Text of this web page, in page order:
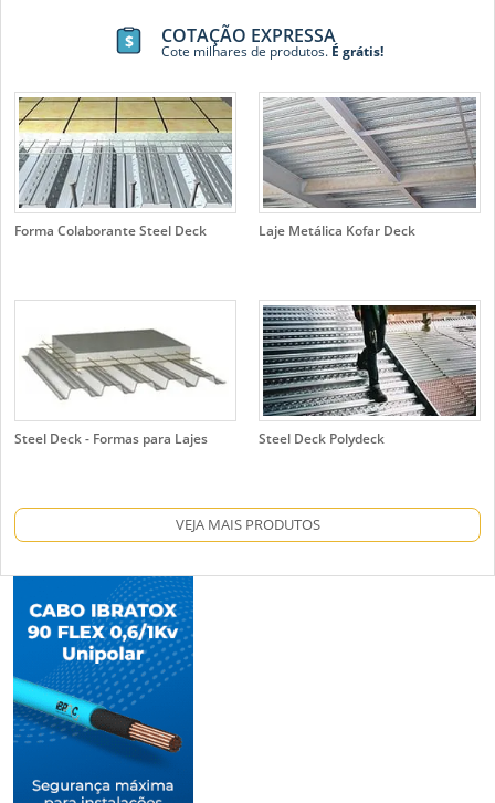
COTAÇÃO EXPRESSA
Cote milhares de produtos.É grátis!
Forma Colaborante Steel Deck Laje Metálica Kofar Deck
Steel Deck - Formas para Lajes Steel Deck Polydeck
VEJA MAIS PRODUTOS